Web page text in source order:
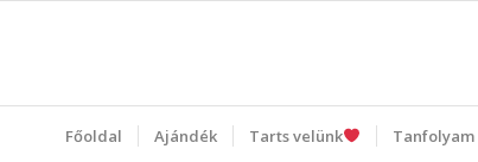
Főoldal Ajándék Tarts velünk Tanfolyam